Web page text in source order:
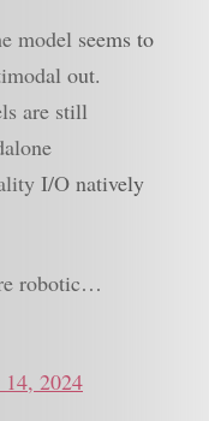
model seems to
out.
are still
I/O natively
robotic…
2024